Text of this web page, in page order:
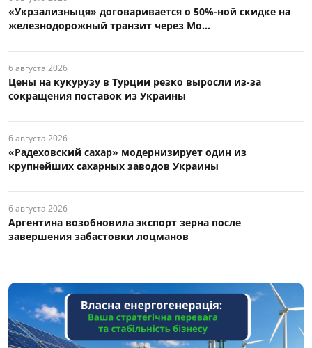
«Укрзализныця» договаривается о 50%-ной скидке на
железнодорожный транзит через Мо...
6 августа 2026
Цены на кукурузу в Турции резко выросли из-за
сокращения поставок из Украины
6 августа 2026
«Радеховский сахар» модернизирует один из
крупнейших сахарных заводов Украины
6 августа 2026
Аргентина возобновила экспорт зерна после
завершения забастовки лоцманов